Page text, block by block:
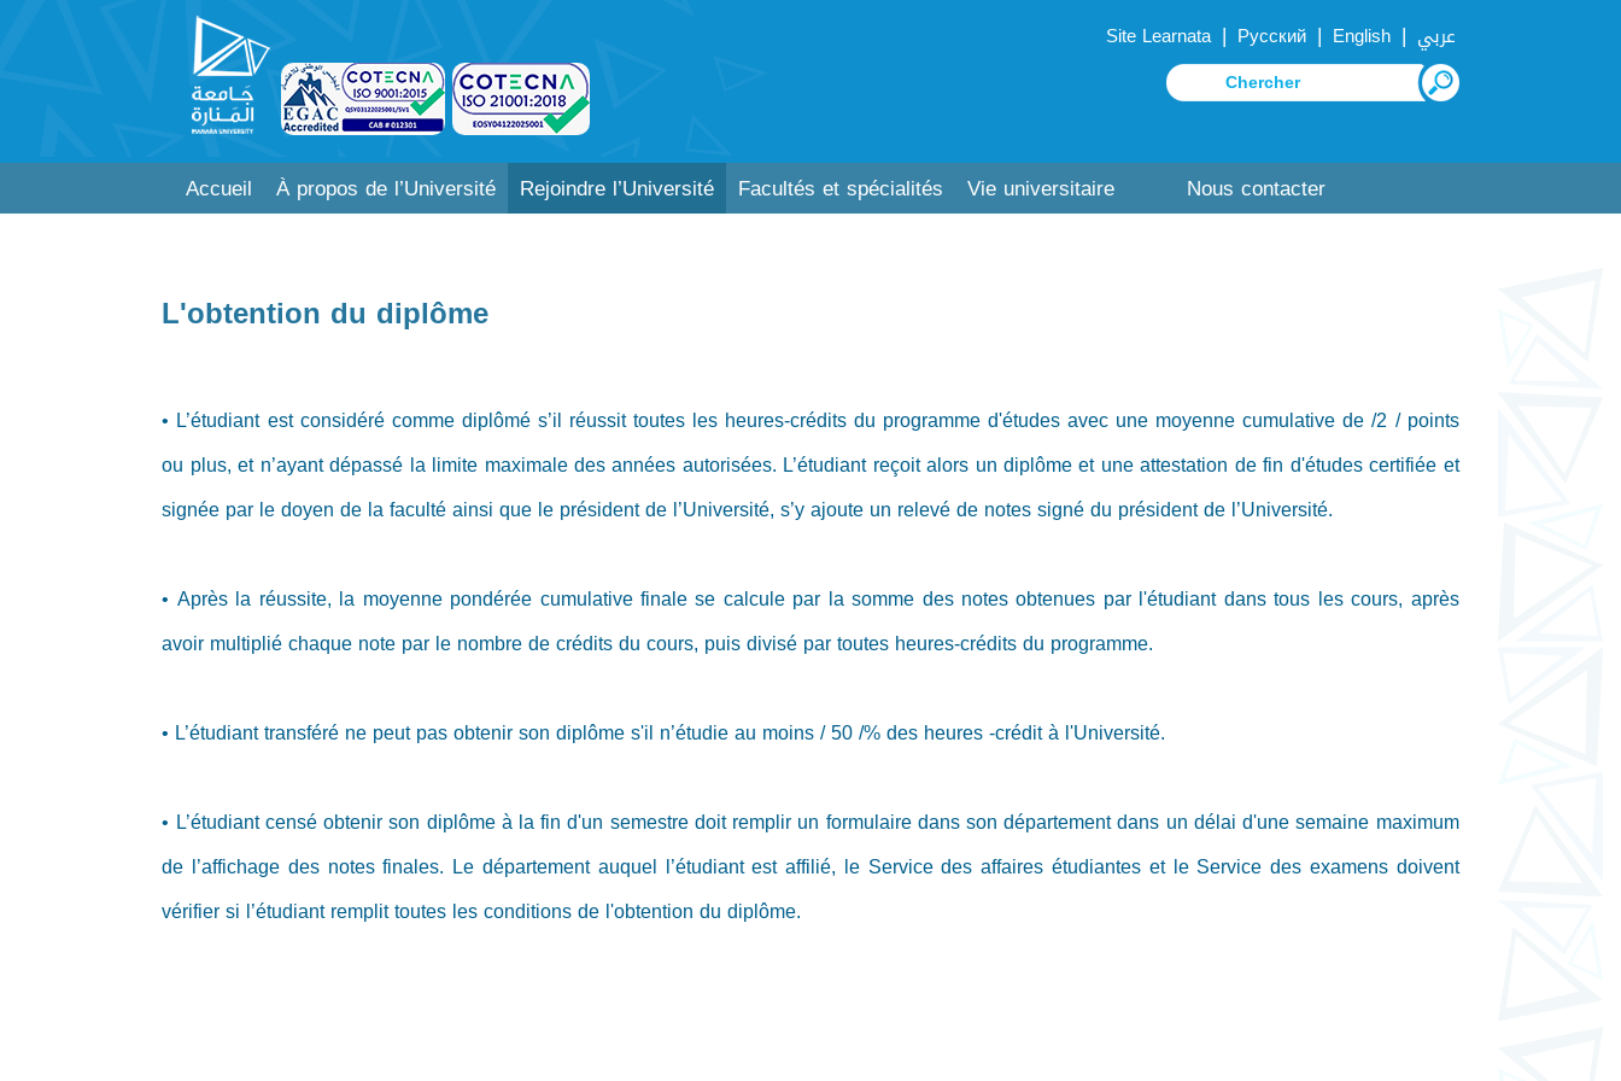
Site Learnata | Русский | English | عربي
Accueil À propos de l’Université Rejoindre l’Université Facultés et spécialités Vie universitaire Nous contacter
L'obtention du diplôme
• L’étudiant est considéré comme diplômé s’il réussit toutes les heures-crédits du programme d'études avec une moyenne cumulative de /2 / points
ou plus, et n’ayant dépassé la limite maximale des années autorisées. L’étudiant reçoit alors un diplôme et une attestation de fin d'études certifiée et
signée par le doyen de la faculté ainsi que le président de l’Université, s’y ajoute un relevé de notes signé du président de l’Université.
• Après la réussite, la moyenne pondérée cumulative finale se calcule par la somme des notes obtenues par l'étudiant dans tous les cours, après
avoir multiplié chaque note par le nombre de crédits du cours, puis divisé par toutes heures-crédits du programme.
• L’étudiant transféré ne peut pas obtenir son diplôme s'il n’étudie au moins / 50 /% des heures -crédit à l'Université.
• L’étudiant censé obtenir son diplôme à la fin d'un semestre doit remplir un formulaire dans son département dans un délai d'une semaine maximum
de l’affichage des notes finales. Le département auquel l’étudiant est affilié, le Service des affaires étudiantes et le Service des examens doivent
vérifier si l’étudiant remplit toutes les conditions de l'obtention du diplôme.